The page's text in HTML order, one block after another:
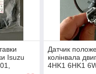
Isuzu
Датчик
колінвала
4HK1 6HK1